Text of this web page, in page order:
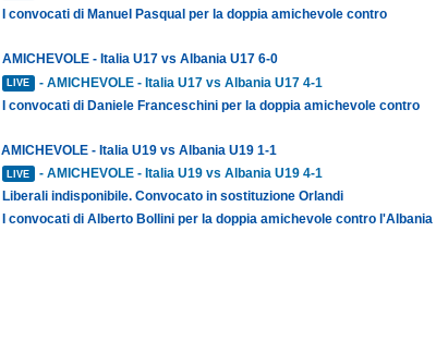
I convocati di Manuel Pasqual per la doppia amichevole contro
AMICHEVOLE - Italia U17 vs Albania U17 6-0
LIVE - AMICHEVOLE - Italia U17 vs Albania U17 4-1
I convocati di Daniele Franceschini per la doppia amichevole contro
AMICHEVOLE - Italia U19 vs Albania U19 1-1
LIVE - AMICHEVOLE - Italia U19 vs Albania U19 4-1
Liberali indisponibile. Convocato in sostituzione Orlandi
I convocati di Alberto Bollini per la doppia amichevole contro l'Albania